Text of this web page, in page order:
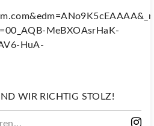
RICHTIG STOLZ!